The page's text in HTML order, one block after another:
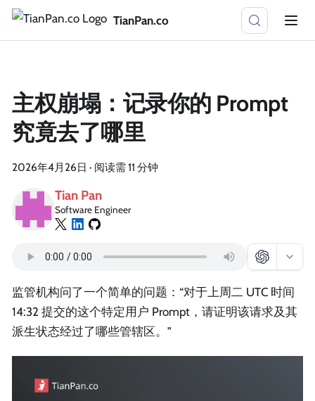
TianPan.co
主权崩塌：记录你的 Prompt
究竟去了哪里
2026年4月26日 · 阅读需 11 分钟
Tian Pan
Software Engineer
监管机构问了一个简单的问题：“对于上周二 UTC 时间
14:32 提交的这个特定用户 Prompt，请证明该请求及其
派生状态经过了哪些管辖区。”